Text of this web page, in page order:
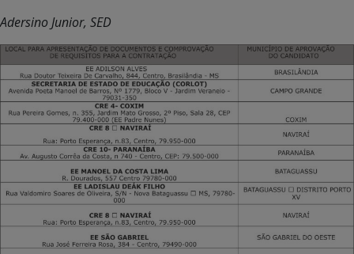
Adersino Junior, SED